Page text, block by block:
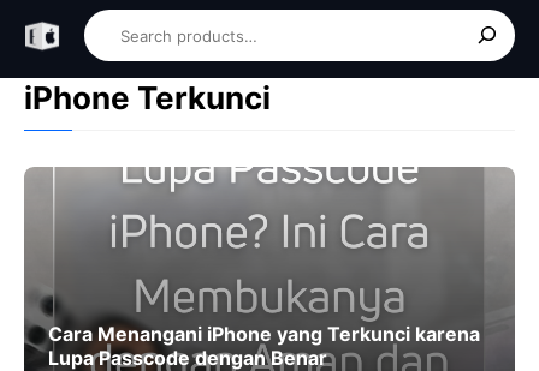
content
iPhone Terkunci
Cara Menangani iPhone yang Terkunci karena
Lupa Passcode dengan Benar